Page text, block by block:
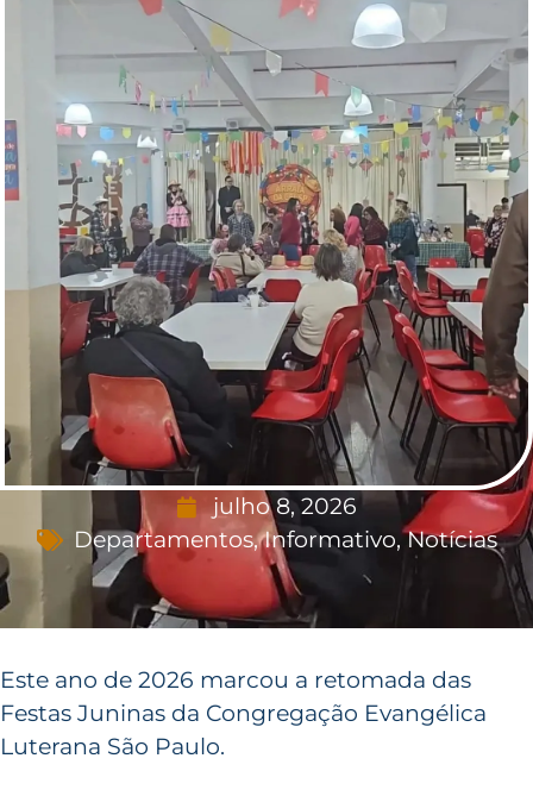
julho 8, 2026
Departamentos,Informativo,Notícias
Este ano de 2026 marcou a retomada das
Festas Juninas da Congregação Evangélica
Luterana São Paulo.